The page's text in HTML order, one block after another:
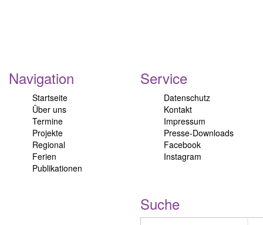
Navigation
Startseite
Über uns
Termine
Projekte
Regional
Ferien
Publikationen
Service
Datenschutz
Kontakt
Impressum
Presse-Downloads
Facebook
Instagram
Suche